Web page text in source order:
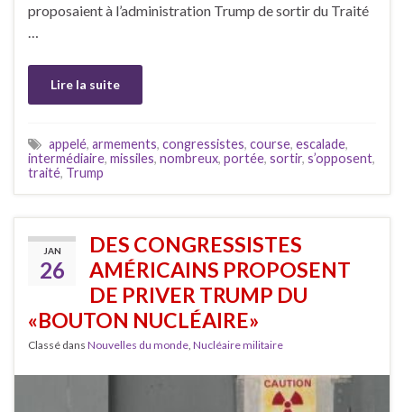
proposaient à l’administration Trump de sortir du Traité
…
Lire la suite
appelé, armements, congressistes, course, escalade,
intermédiaire, missiles, nombreux, portée, sortir, s’opposent,
traité, Trump
JAN
26
DES CONGRESSISTES
AMÉRICAINS PROPOSENT
DE PRIVER TRUMP DU
«BOUTON NUCLÉAIRE»
Classé dans Nouvelles du monde, Nucléaire militaire